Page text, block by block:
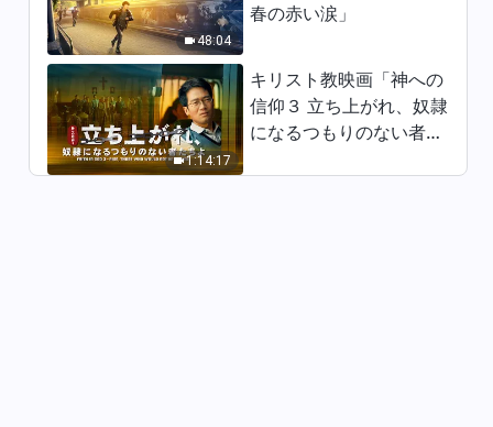
48:04
春の赤い涙」
1:14:17
キリスト教映画「神への
信仰３ 立ち上がれ、奴隷
になるつもりのない者た